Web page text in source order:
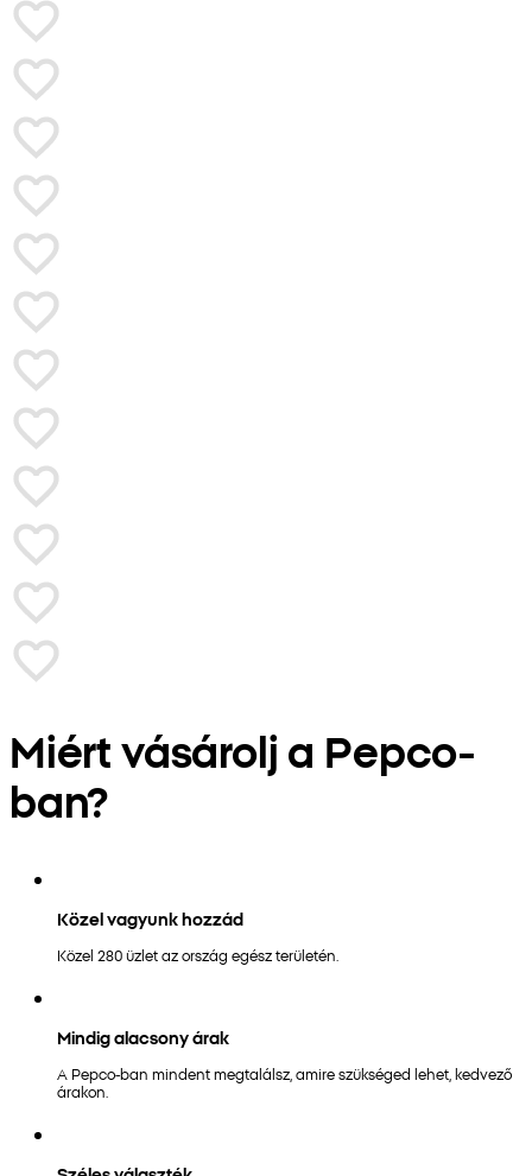
Miért vásárolj a Pepco-
ban?
Közel vagyunk hozzád
Közel 280 üzlet az ország egész területén.
Mindig alacsony árak
A Pepco-ban mindent megtalálsz, amire szükséged lehet, kedvező
árakon.